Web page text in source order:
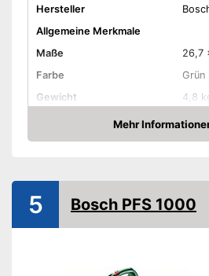
Hersteller
Allgemeine Merkmale
Maße
26,7
Farbe
Grün
Gewicht
4,8
Produkteigenschaften
Schultergurt
Mehr
Amazon
5 Bosch PFS 1000